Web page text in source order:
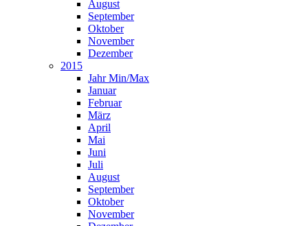
August
September
Oktober
November
Dezember
2015
Jahr Min/Max
Januar
Februar
März
April
Mai
Juni
Juli
August
September
Oktober
November